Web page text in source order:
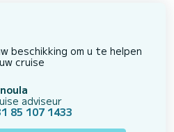
beschikking om u te helpen
cruise
adviseur
85 107 1433